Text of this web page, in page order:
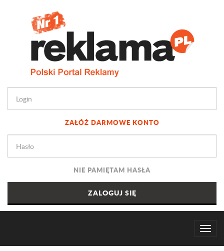
ZAŁÓŻ DARMOWE KONTO
NIE PAMIĘTAM HASŁA